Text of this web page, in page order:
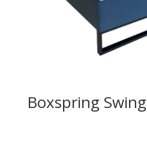
Boxspring Swing